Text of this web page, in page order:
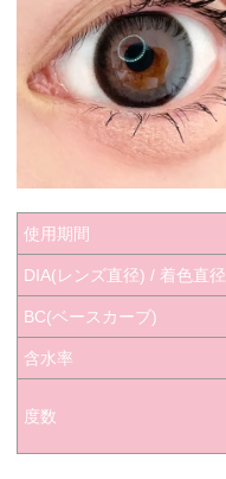
使用期間
DIA(レンズ直径) / 着色直径
BC(ベースカーブ)
含水率
度数